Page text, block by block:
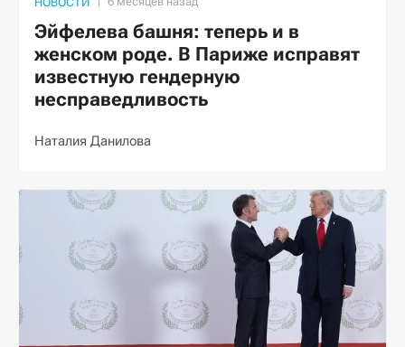
Эйфелева башня: теперь и в
женском роде. В Париже исправят
известную гендерную
несправедливость
Наталия Данилова